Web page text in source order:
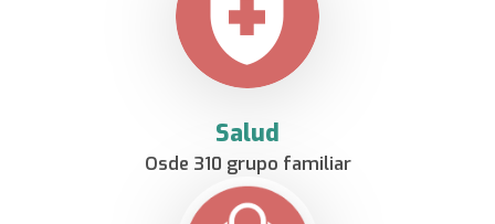
Salud
Osde 310 grupo familiar